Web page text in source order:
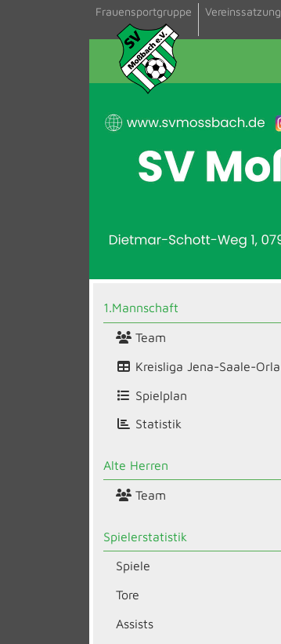
Frauensportgruppe Vereinssatzung
1.Mannschaft
Team
Kreisliga Jena-Saale-Orla
Spielplan
Statistik
Alte Herren
Team
Spielerstatistik
Spiele
Tore
Assists